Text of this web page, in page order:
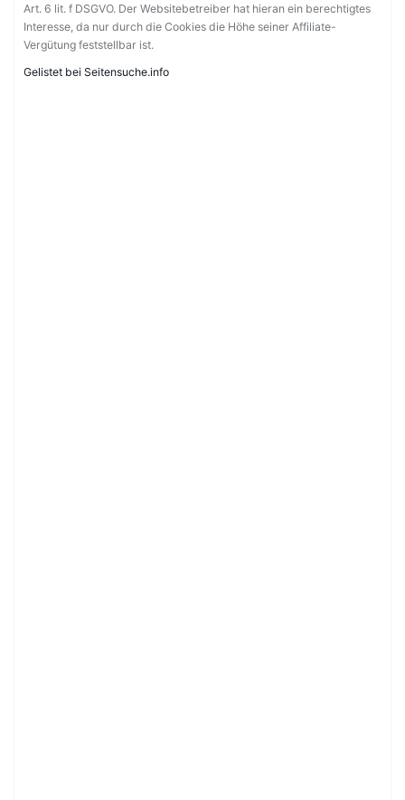
Art. 6 lit. f DSGVO. Der Websitebetreiber hat hieran ein berechtigtes
Interesse, da nur durch die Cookies die Höhe seiner Affiliate-
Vergütung feststellbar ist.
Gelistet bei Seitensuche.info